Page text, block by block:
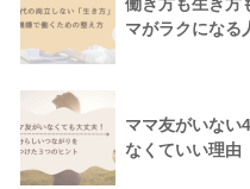
働き方も生き方
マがラクになる
ママ友がいな
なくていい理由